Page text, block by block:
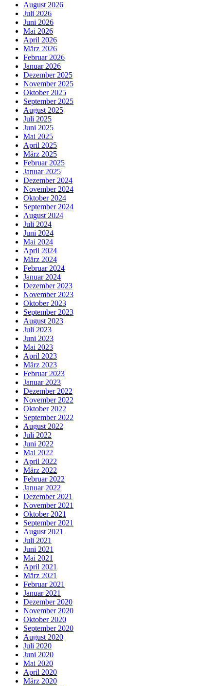
August 2026
Juli 2026
Juni 2026
Mai 2026
April 2026
März 2026
Februar 2026
Januar 2026
Dezember 2025
November 2025
Oktober 2025
September 2025
August 2025
Juli 2025
Juni 2025
Mai 2025
April 2025
März 2025
Februar 2025
Januar 2025
Dezember 2024
November 2024
Oktober 2024
September 2024
August 2024
Juli 2024
Juni 2024
Mai 2024
April 2024
März 2024
Februar 2024
Januar 2024
Dezember 2023
November 2023
Oktober 2023
September 2023
August 2023
Juli 2023
Juni 2023
Mai 2023
April 2023
März 2023
Februar 2023
Januar 2023
Dezember 2022
November 2022
Oktober 2022
September 2022
August 2022
Juli 2022
Juni 2022
Mai 2022
April 2022
März 2022
Februar 2022
Januar 2022
Dezember 2021
November 2021
Oktober 2021
September 2021
August 2021
Juli 2021
Juni 2021
Mai 2021
April 2021
März 2021
Februar 2021
Januar 2021
Dezember 2020
November 2020
Oktober 2020
September 2020
August 2020
Juli 2020
Juni 2020
Mai 2020
April 2020
März 2020